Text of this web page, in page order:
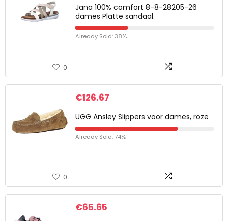
Jana 100% comfort 8-8-28205-26
dames Platte sandaal.
Already Sold: 38%
0
€126.67
UGG Ansley Slippers voor dames, roze
Already Sold: 74%
0
€65.65